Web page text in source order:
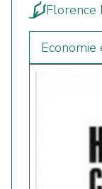
Florence
Economie